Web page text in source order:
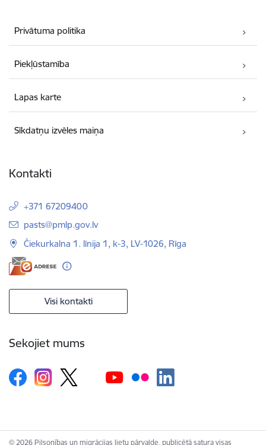
Privātuma politika
Piekļūstamība
Lapas karte
Sīkdatņu izvēles maiņa
Kontakti
+371 67209400
E-pasts:
pasts@pmlp.gov.lv
Čiekurkalna 1. līnija 1, k-3, LV-1026, Rīga
Visi kontakti
Sekojiet mums
© 2026 Pilsonības un migrācijas lietu pārvalde, publicētā satura visas